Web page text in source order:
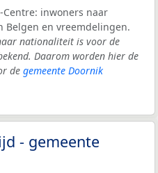
inwoners naar
en vreemdelingen.
nationaliteit is voor de
Daarom worden hier de
de gemeente Doornik
- gemeente